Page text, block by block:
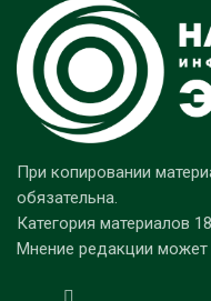
При копировании
обязательна.
Категория материалов
Мнение редакции может